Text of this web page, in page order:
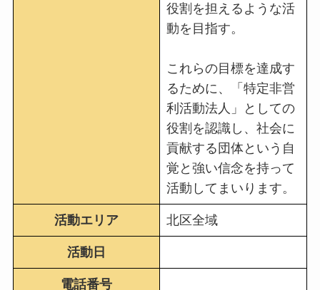
役割を担えるような活
動を目指す。
これらの目標を達成す
るために、「特定非営
利活動法人」としての
役割を認識し、社会に
貢献する団体という自
覚と強い信念を持って
活動してまいります。
活動エリア 北区全域
活動日
電話番号